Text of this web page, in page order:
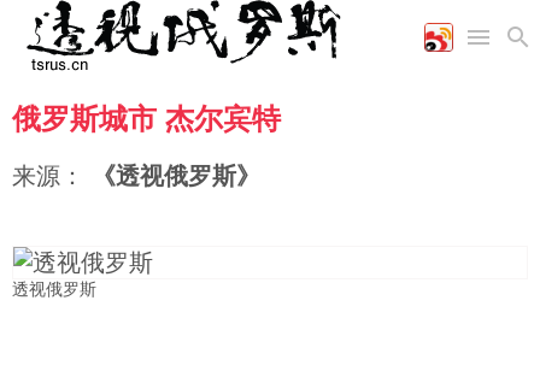
首页
国际
时政
空军
海军
财经
商业
农业
文艺
教育
图片新闻
高清图片
图表
俄罗斯城市 杰尔宾特
来源： 《透视俄罗斯》
透视俄罗斯